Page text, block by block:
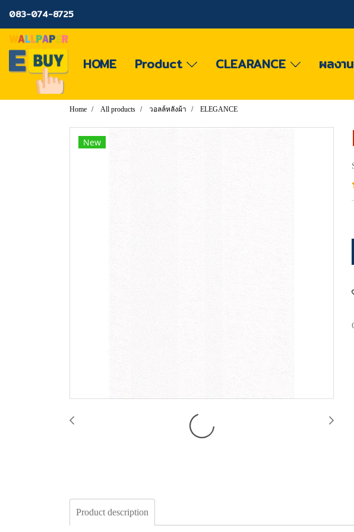
083-074-8725
HOME Product CLEARANCE ผลงา
Home All products วอลล์หลังผ้า ELEGANCE
New
Product description